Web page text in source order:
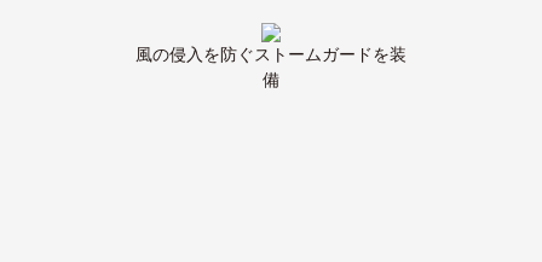
風の侵入を防ぐストームガードを装
備